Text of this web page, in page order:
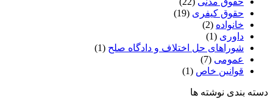
حقوق کیفری (19)
خانواده (2)
داوری (1)
شوراهای حل اختلاف و دادگاه صلح (1)
عمومی (7)
قوانین خاص (1)
دسته بندی نوشته ها